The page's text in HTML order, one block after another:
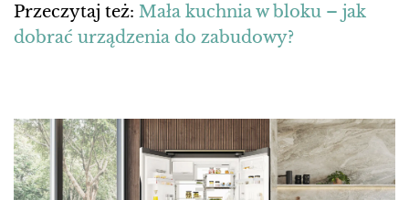
Przeczytaj też: Mała kuchnia w bloku – jak
dobrać urządzenia do zabudowy?